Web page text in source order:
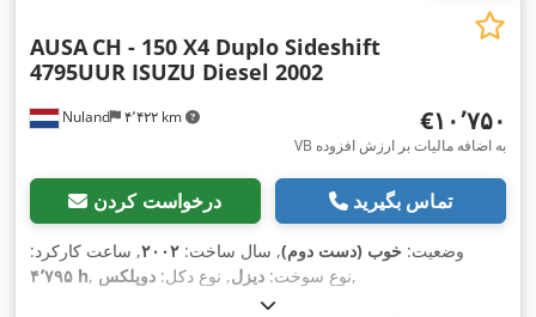
Nuland ۴٬۴۲۲ km
AUSA CH - 150 X4 Duplo Sideshift
4795UUR ISUZU Diesel 2002
‎€۱۰٬۷۵۰
VB به اضافه مالیات بر ارزش افزوده
درخواست کردن تماس بگیرید
وضعیت: خوب (دست دوم), سال ساخت: ۲۰۰۲, ساعت کارکرد:
۴٬۷۹۵ h
, نوع سوخت: دیزل, نوع دکل: دوپلکس ,